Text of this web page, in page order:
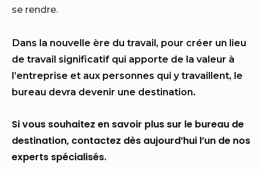
se rendre.
Dans la nouvelle ère du travail, pour créer un lieu
de travail significatif qui apporte de la valeur à
l’entreprise et aux personnes qui y travaillent, le
bureau devra devenir une destination.
Si vous souhaitez en savoir plus sur le bureau de
destination, contactez dès aujourd’hui l’un de nos
experts spécialisés.